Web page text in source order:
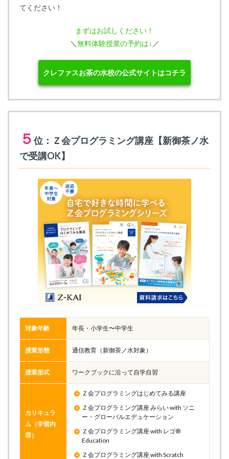
てください！
まずはお試しください！
＼ 無料体験授業の予約は↓ ／
クレファスお茶の水校の公式サイトはコチラ
５ 位：Ｚ会プログラミング講座【新御茶ノ水
で受講OK】
対象年齢 年長・小学生〜中学生
授業形態 通信教育（新御茶ノ水対象）
授業形式 ワークブックに沿って自学自習
カリキュラ
ム（学習内
容）
Ｚ会プログラミングはじめてみる講座
Ｚ会プログラミング講座 みらい with ソニ
ー・グローバルエデュケーション
Ｚ会プログラミング講座 with レゴ®
Education
Ｚ会プログラミング講座 with Scratch